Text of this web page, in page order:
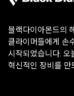
블랙다이아몬드의
클라이머들에게 손
시작되었습니다.
혁신적인 장비를 만